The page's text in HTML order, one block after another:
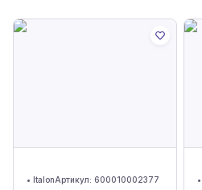
• ItalonАртикул: 600010002377 •